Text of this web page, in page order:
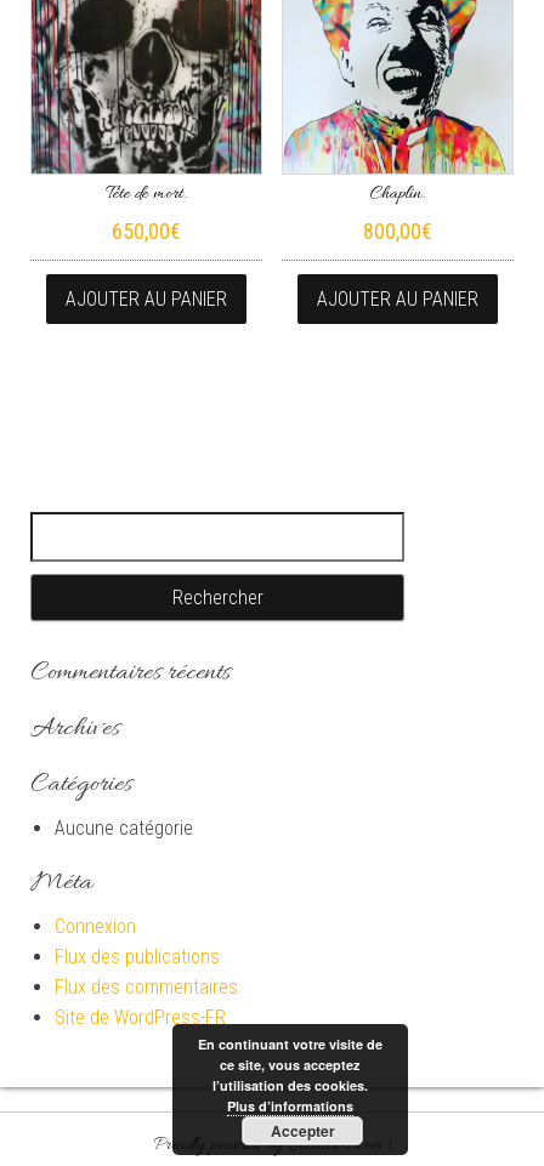
Tête de mort.
650,00€
AJOUTER AU PANIER
Chaplin.
800,00€
AJOUTER AU PANIER
Commentaires récents
Archives
Catégories
Aucune catégorie
Méta
Connexion
Flux des publications
Flux des commentaires
Site de WordPress-FR
Proudly powered by Vecteur-7.com
En continuant votre visite de
ce site, vous acceptez
l’utilisation des cookies.
Plus d’informations
Accepter